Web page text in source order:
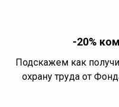
-20%
Подскажем как
охрану труда от